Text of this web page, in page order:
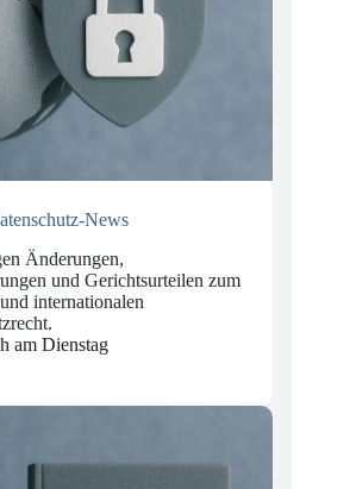
News
Änderungen,
und Gerichtsurteilen zum
internationalen
.
am Dienstag